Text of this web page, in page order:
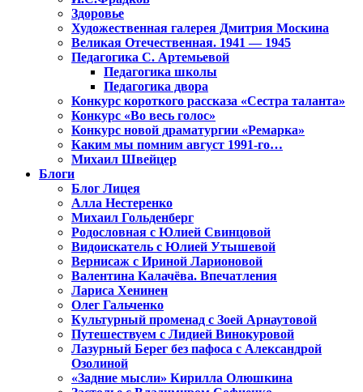
Здоровье
Художественная галерея Дмитрия Москина
Великая Отечественная. 1941 — 1945
Педагогика С. Артемьевой
Педагогика школы
Педагогика двора
Конкурс короткого рассказа «Сестра таланта»
Конкурс «Во весь голос»
Конкурс новой драматургии «Ремарка»
Каким мы помним август 1991-го…
Михаил Швейцер
Блоги
Блог Лицея
Алла Нестеренко
Михаил Гольденберг
Родословная с Юлией Свинцовой
Видоискатель с Юлией Утышевой
Вернисаж с Ириной Ларионовой
Валентина Калачёва. Впечатления
Лариса Хенинен
Олег Гальченко
Культурный променад с Зоей Арнаутовой
Путешествуем с Лидией Винокуровой
Лазурный Берег без пафоса с Александрой
Озолиной
«Задние мысли» Кирилла Олюшкина